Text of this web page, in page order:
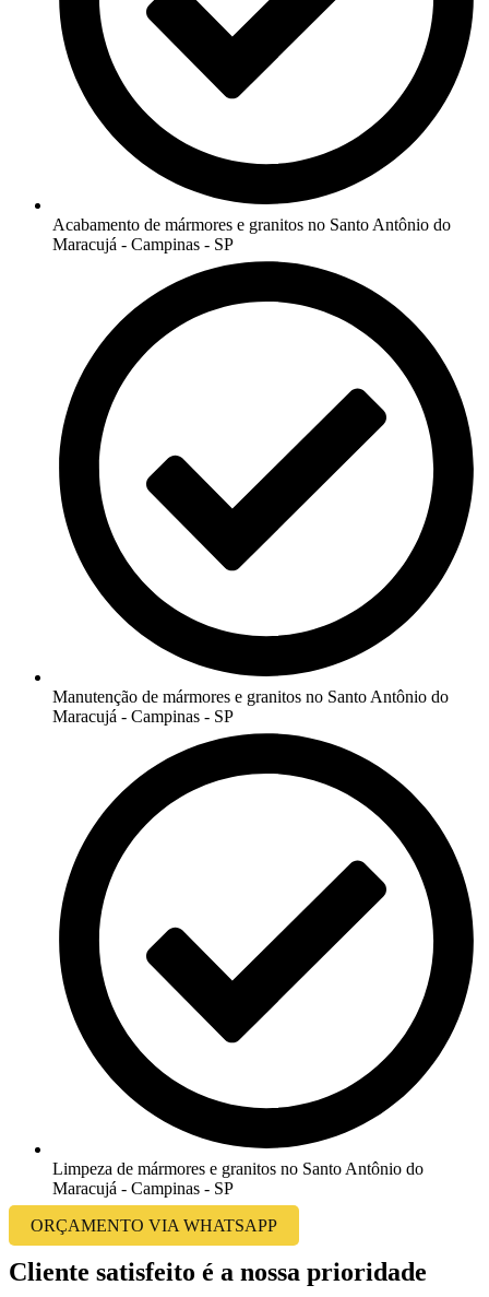
Acabamento de mármores e granitos no Santo Antônio do
Maracujá - Campinas - SP
Manutenção de mármores e granitos no Santo Antônio do
Maracujá - Campinas - SP
Limpeza de mármores e granitos no Santo Antônio do
Maracujá - Campinas - SP
ORÇAMENTO VIA WHATSAPP
Cliente satisfeito é a nossa prioridade